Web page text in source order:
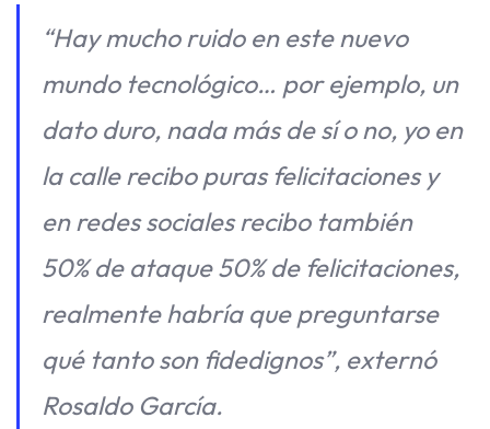
“Hay mucho ruido en este nuevo
mundo tecnológico… por ejemplo, un
dato duro, nada más de sí o no, yo en
la calle recibo puras felicitaciones y
en redes sociales recibo también
50% de ataque 50% de felicitaciones,
realmente habría que preguntarse
qué tanto son fidedignos”, externó
Rosaldo García.